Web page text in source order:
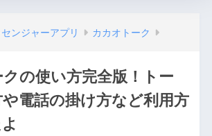
センジャーアプリ カカオトーク
の使い方完全版！トー
電話の掛け方など利用方